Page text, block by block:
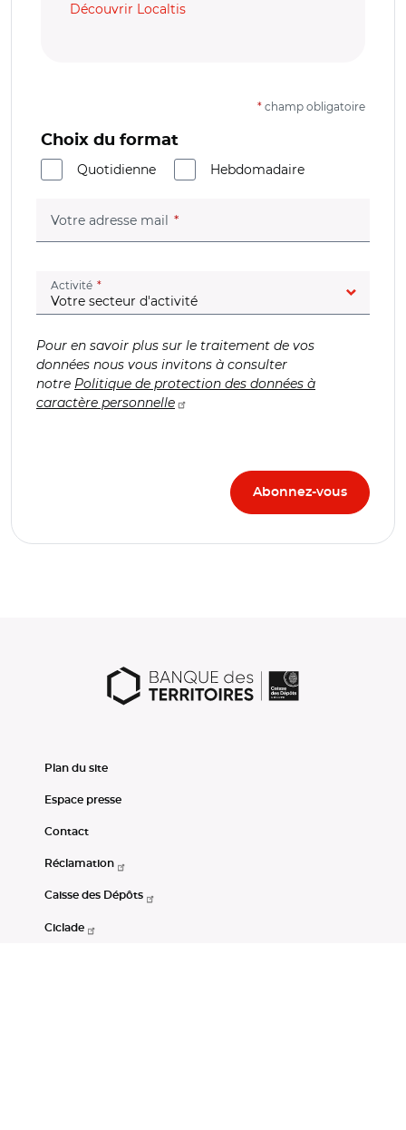
Découvrir Localtis
* champ obligatoire
Choix du format
Quotidienne
Hebdomadaire
Votre adresse mail (champ obligatoire)
Activité (champ obligatoire)
Pour en savoir plus sur le traitement de vos
données nous vous invitons à consulter
notre Politique de protection des données à
caractère personnelle
Plan du site
Espace presse
Contact
Réclamation
Caisse des Dépôts
Ciclade